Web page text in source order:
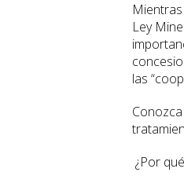
Ley
las
¿Por